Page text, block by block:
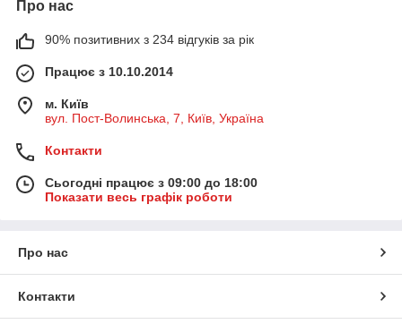
Про нас
90% позитивних з 234 відгуків за рік
Працює з 10.10.2014
м. Київ
вул. Пост-Волинська, 7, Київ, Україна
Контакти
Сьогодні працює з 09:00 до 18:00
Показати весь графік роботи
Про нас
Контакти